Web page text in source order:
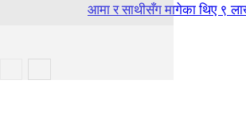
आमा र साथीसँग मागेका थिए ९